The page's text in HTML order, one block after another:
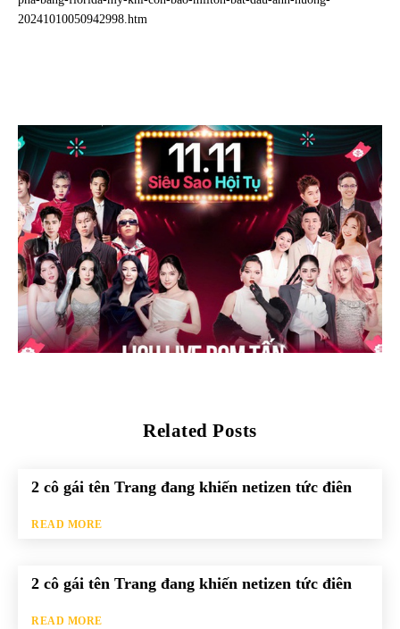
Related Posts
2 cô gái tên Trang đang khiến netizen tức điên
READ MORE
2 cô gái tên Trang đang khiến netizen tức điên
READ MORE
20241010050942998.htm